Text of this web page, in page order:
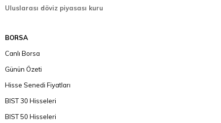
Uluslarası döviz piyasası kuru
BORSA
Canlı Borsa
Günün Özeti
Hisse Senedi Fiyatları
BIST 30 Hisseleri
BIST 50 Hisseleri